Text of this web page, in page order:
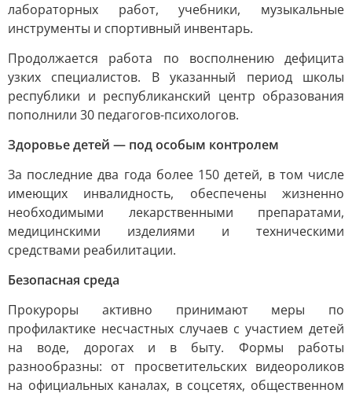
лабораторных работ, учебники, музыкальные
инструменты и спортивный инвентарь.
Продолжается работа по восполнению дефицита
узких специалистов. В указанный период школы
республики и республиканский центр образования
пополнили 30 педагогов-психологов.
Здоровье детей — под особым контролем
За последние два года более 150 детей, в том числе
имеющих инвалидность, обеспечены жизненно
необходимыми лекарственными препаратами,
медицинскими изделиями и техническими
средствами реабилитации.
Безопасная среда
Прокуроры активно принимают меры по
профилактике несчастных случаев с участием детей
на воде, дорогах и в быту. Формы работы
разнообразны: от просветительских видеороликов
на официальных каналах, в соцсетях, общественном